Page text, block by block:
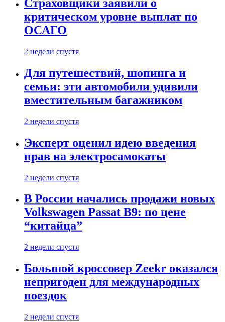
Страховщики заявили о
критическом уровне выплат по
ОСАГО
2 недели спустя
Для путешествий, шопинга и
семьи: эти автомобили удивили
вместительным багажником
2 недели спустя
Эксперт оценил идею введения
прав на электросамокаты
2 недели спустя
В России начались продажи новых
Volkswagen Passat B9: по цене
“китайца”
2 недели спустя
Большой кроссовер Zeekr оказался
непригоден для международных
поездок
2 недели спустя